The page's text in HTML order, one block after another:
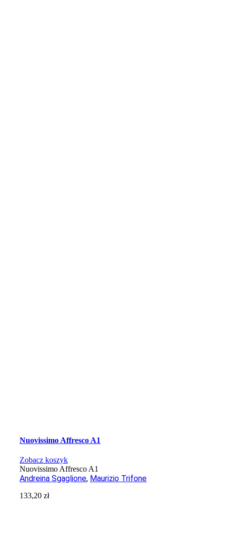
Nuovissimo Affresco A1
Zobacz koszyk
Nuovissimo Affresco A1
Andreina Sgaglione, Maurizio Trifone
133,20zł